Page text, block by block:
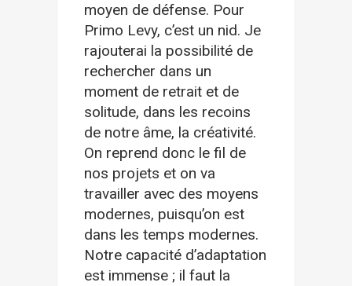
moyen de défense. Pour
Primo Levy, c’est un nid. Je
rajouterai la possibilité de
rechercher dans un
moment de retrait et de
solitude, dans les recoins
de notre âme, la créativité.
On reprend donc le fil de
nos projets et on va
travailler avec des moyens
modernes, puisqu’on est
dans les temps modernes.
Notre capacité d’adaptation
est immense ; il faut la